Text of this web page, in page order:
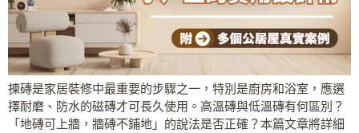
揀磚是家居裝修中最重要的步驟之一，特別是廚房和浴室，應選
擇耐磨、防水的磁磚才可長久使用。高溫磚與低溫磚有何區別？
「地磚可上牆，牆磚不鋪地」的說法是否正確？本篇文章將詳細